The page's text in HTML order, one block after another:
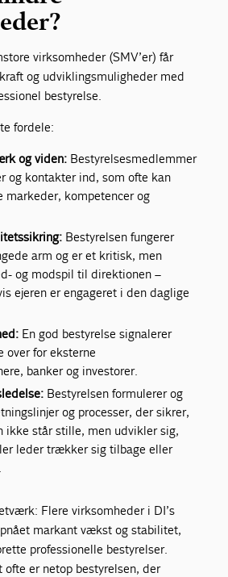
virksomheder (SMV’er) får
og udviklingsmuligheder med
bestyrelse.
fordele:
og viden: Bestyrelsesmedlemmer
og kontakter ind, som ofte kan
markeder, kompetencer og
Bestyrelsen fungerer
arm og er et kritisk, men
og modspil til direktionen –
ejeren er engageret i den daglige
En god bestyrelse signalerer
over for eksterne
banker og investorer.
Bestyrelsen formulerer og
og processer, der sikrer,
ikke står stille, men udvikler sig,
leder trækker sig tilbage eller
Flere virksomheder i DI’s
markant vækst og stabilitet,
professionelle bestyrelser.
ofte er netop bestyrelsen, der